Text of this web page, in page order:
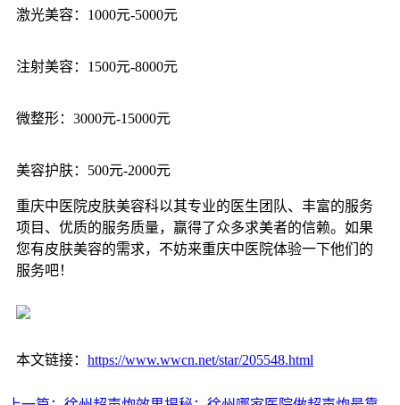
激光美容：1000元-5000元
注射美容：1500元-8000元
微整形：3000元-15000元
美容护肤：500元-2000元
重庆中医院皮肤美容科以其专业的医生团队、丰富的服务
项目、优质的服务质量，赢得了众多求美者的信赖。如果
您有皮肤美容的需求，不妨来重庆中医院体验一下他们的
服务吧！
本文链接： https://www.wwcn.net/star/205548.html